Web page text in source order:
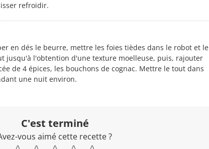
refroidir.
en dés le beurre, mettre les foies tièdes dans le robot et le
jusqu'à l'obtention d'une texture moelleuse, puis, rajouter
de 4 épices, les bouchons de cognac. Mettre le tout dans
une nuit environ.
C'est terminé
vous aimé cette recette ?